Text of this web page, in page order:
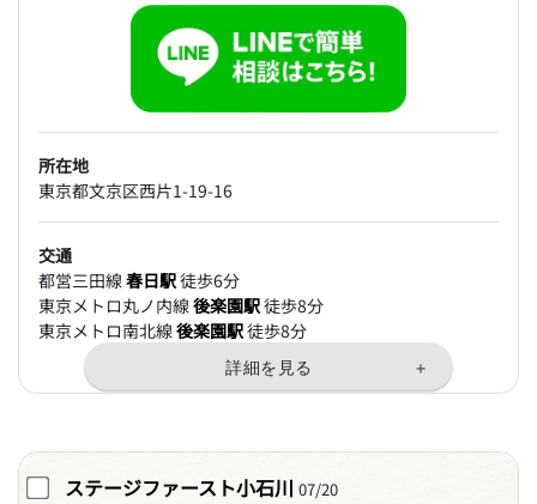
所在地
東京都文京区西片1-19-16
交通
都営三田線春日駅徒歩6分
東京メトロ丸ノ内線後楽園駅徒歩8分
東京メトロ南北線後楽園駅徒歩8分
ステージファースト小石川 07/20